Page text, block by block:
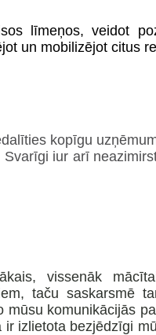
līmeņos, veidot
un mobilizējot citus
kopīgu
iur arī
vissenāk
taču saskarsmē
mūsu komunikācijās
ir izlietota bezjēdzīgi